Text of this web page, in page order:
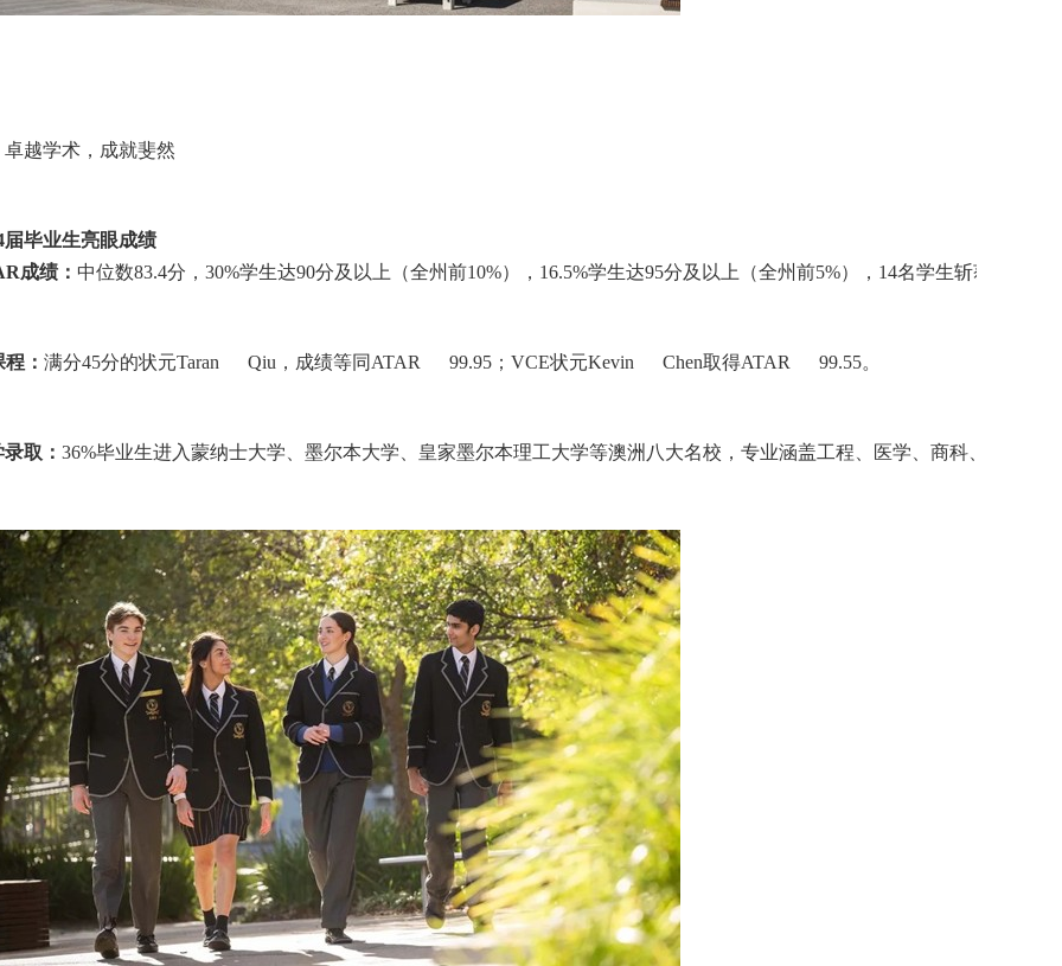
卓越学术，成就斐然
届毕业生亮眼成绩
成绩： 中位数83.4分， 30%学生达90分及以上（全州前10%）， 16.5%学生达95分及以上（全州前5%）， 14名学生斩获
： 满分45分的状元Taran Qiu ，成绩等同 ATAR 99.95； VCE状元Kevin Chen取得ATAR 99.55。
取： 36%毕业生进入蒙纳士大学、墨尔本大学、皇家墨尔本理工大学等澳洲八大名校，专业涵盖工程、医学、商科、艺术等